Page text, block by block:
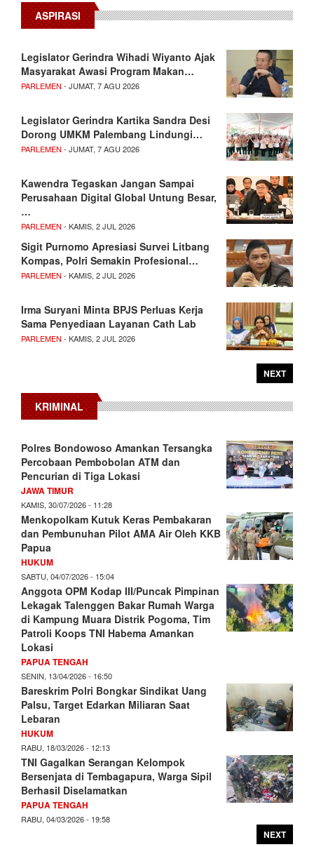
ASPIRASI
Legislator Gerindra Wihadi Wiyanto Ajak
Masyarakat Awasi Program Makan…
PARLEMEN - JUMAT, 7 AGU 2026
Legislator Gerindra Kartika Sandra Desi
Dorong UMKM Palembang Lindungi…
PARLEMEN - JUMAT, 7 AGU 2026
Kawendra Tegaskan Jangan Sampai
Perusahaan Digital Global Untung Besar,
…
PARLEMEN - KAMIS, 2 JUL 2026
Sigit Purnomo Apresiasi Survei Litbang
Kompas, Polri Semakin Profesional…
PARLEMEN - KAMIS, 2 JUL 2026
Irma Suryani Minta BPJS Perluas Kerja
Sama Penyediaan Layanan Cath Lab
PARLEMEN - KAMIS, 2 JUL 2026
NEXT
KRIMINAL
Polres Bondowoso Amankan Tersangka
Percobaan Pembobolan ATM dan
Pencurian di Tiga Lokasi
JAWA TIMUR
KAMIS, 30/07/2026 - 11:28
Menkopolkam Kutuk Keras Pembakaran
dan Pembunuhan Pilot AMA Air Oleh KKB
Papua
HUKUM
SABTU, 04/07/2026 - 15:04
Anggota OPM Kodap III/Puncak Pimpinan
Lekagak Talenggen Bakar Rumah Warga
di Kampung Muara Distrik Pogoma, Tim
Patroli Koops TNI Habema Amankan
Lokasi
PAPUA TENGAH
SENIN, 13/04/2026 - 16:50
Bareskrim Polri Bongkar Sindikat Uang
Palsu, Target Edarkan Miliaran Saat
Lebaran
HUKUM
RABU, 18/03/2026 - 12:13
TNI Gagalkan Serangan Kelompok
Bersenjata di Tembagapura, Warga Sipil
Berhasil Diselamatkan
PAPUA TENGAH
RABU, 04/03/2026 - 19:58
NEXT